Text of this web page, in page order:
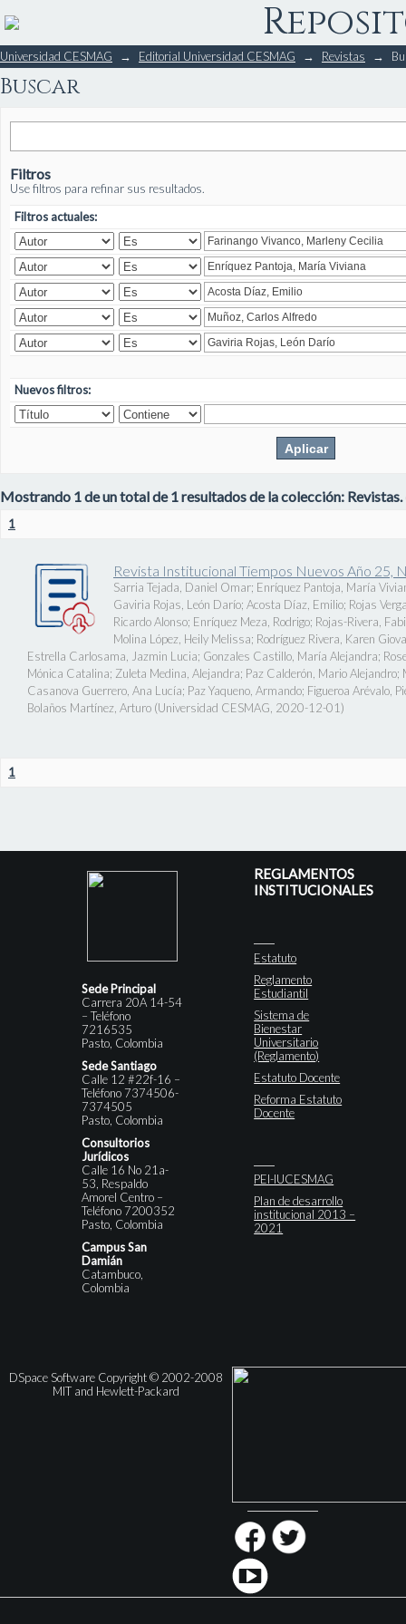
Buscar
Universidad CESMAG → Editorial Universidad CESMAG → Revistas →
Buscar
Filtros
Use filtros para refinar sus resultados.
Filtros actuales:
Nuevos filtros:
Mostrando 1 de un total de 1 resultados de la colección: Revistas.
1
Revista Institucional Tiempos Nuevos Año 25,
Sarria Tejada, Daniel Omar; Enríquez Pantoja, María
Gaviria Rojas, León Darío; Acosta Díaz, Emilio; Rojas
Ricardo Alonso; Enríquez Meza, Rodrigo; Rojas-Rivera,
Molina López, Heily Melissa; Rodríguez Rivera, Karen
Estrella Carlosama, Jazmin Lucia; Gonzales Castillo, María Alejandra;
Mónica Catalina; Zuleta Medina, Alejandra; Paz Calderón, Mario Alejandro;
Casanova Guerrero, Ana Lucía; Paz Yaqueno, Armando; Figueroa Arévalo,
Bolaños Martínez, Arturo (Universidad CESMAG 2020-12-01 )
1
Sede Principal
Carrera 20A 14-54
– Teléfono
7216535
Pasto, Colombia
Sede Santiago
Calle 12 #22f-16 –
Teléfono 7374506-
7374505
Pasto, Colombia
Consultorios
Jurídicos
Calle 16 No 21a-
53, Respaldo
Amorel Centro –
Teléfono 7200352
Pasto, Colombia
Campus San
Damián
Catambuco,
Colombia
REGLAMENTOS
INSTITUCIONALES
Estatuto
Reglamento
Estudiantil
Sistema de
Bienestar
Universitario
(Reglamento)
Estatuto Docente
Reforma Estatuto
Docente
PEI-IUCESMAG
Plan de desarrollo
institucional 2013 –
2021
DSpace Software Copyright © 2002-2008
MIT and Hewlett-Packard